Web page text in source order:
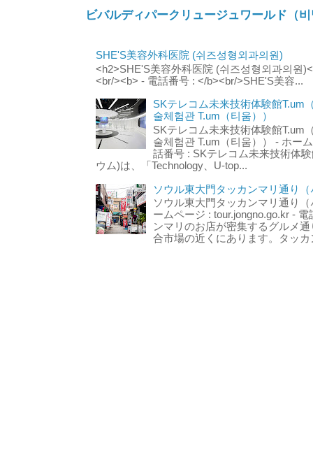
ビバルディパークリュージュワールド（
SHE'S美容外科医院 (쉬즈성형외과의원)
<h2>SHE'S美容外科医院 (쉬즈성형외과의원
<br/><b> - 電話番号 : </b><br/>SHE'S美容...
SKテレコム未来技術体験館T.um
술체험관 T.um（티움））
SKテレコム未来技術体験館T.um
술체험관 T.um（티움）） - ホー
話番号 : SKテレコム未来技術体
ウム)は、「Technology、U-top...
ソウル東大門タッカンマリ通り
ソウル東大門タッカンマリ通り
ームページ : tour.jongno.go.kr -
ンマリのお店が密集するグルメ
合市場の近くにあります。タッ